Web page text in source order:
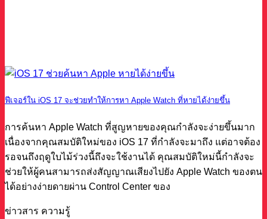
ฟีเจอร์ใน iOS 17 จะช่วยทำให้การหา Apple Watch ที่หายได้ง่ายขึ้น
การค้นหา Apple Watch ที่สูญหายของคุณกำลังจะง่ายขึ้นมาก
เนื่องจากคุณสมบัติใหม่ของ iOS 17 ที่กำลังจะมาถึง แต่อาจต้อง
รอจนถึงฤดูใบไม้ร่วงนี้ถึงจะใช้งานได้ คุณสมบัติใหม่นี้กำลังจะ
ช่วยให้ผู้คนสามารถส่งสัญญาณเสียงไปยัง Apple Watch ของตน
ได้อย่างง่ายดายผ่าน Control Center ของ
ข่าวสาร ความรู้